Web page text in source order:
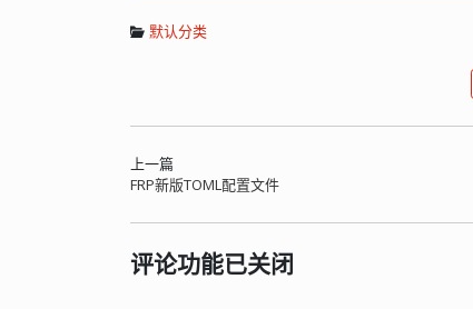
默认分类
上一篇
FRP新版TOML配置文件
评论功能已关闭